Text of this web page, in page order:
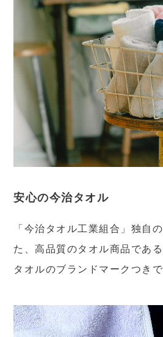
安心の今治タオル
「今治タオル工業組合」独自
た、高品質のタオル商品であ
タオルのブランドマークつきで